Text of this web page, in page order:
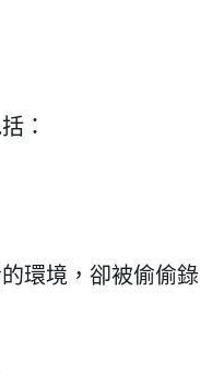
：
環境，卻被偷偷錄